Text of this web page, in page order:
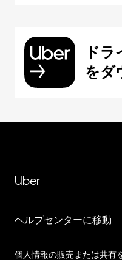
ドラ
をダ
Uber
ヘルプセンターに移動
個人情報の販売または共有